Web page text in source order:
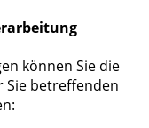
kön­nen Sie die
Sie betref­fen­den